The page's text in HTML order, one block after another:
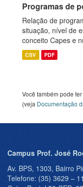
Programas de
Relação de
situação, nível de
conceito Capes e
CSV PDF
Você também pode
(veja Documentação
Campus Prof. José
Av. BPS, 1303, Bairro
Telefone: (35) 3629 –